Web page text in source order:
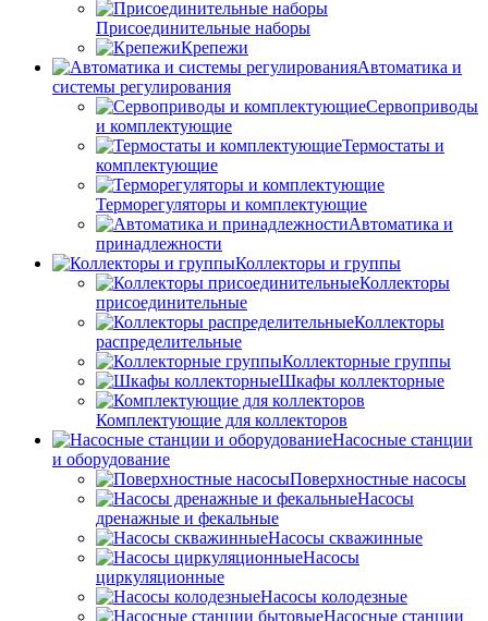
Присоединительные наборы
Крепежи
Автоматика и
системы регулирования
Сервоприводы
и комплектующие
Термостаты и
комплектующие
Терморегуляторы и комплектующие
Автоматика и
принадлежности
Коллекторы и группы
Коллекторы
присоединительные
Коллекторы
распределительные
Коллекторные группы
Шкафы коллекторные
Комплектующие для коллекторов
Насосные станции
и оборудование
Поверхностные насосы
Насосы
дренажные и фекальные
Насосы скважинные
Насосы
циркуляционные
Насосы колодезные
Насосные станции